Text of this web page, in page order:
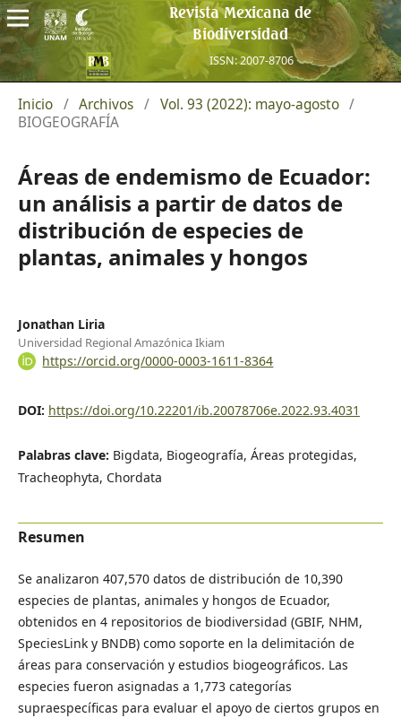
Revista Mexicana de
Biodiversidad
ISSN: 2007-8706
Inicio / Archivos / Vol. 93 (2022): mayo-agosto /
BIOGEOGRAFÍA
Áreas de endemismo de Ecuador:
un análisis a partir de datos de
distribución de especies de
plantas, animales y hongos
Jonathan Liria
Universidad Regional Amazónica Ikiam
https://orcid.org/0000-0003-1611-8364
DOI: https://doi.org/10.22201/ib.20078706e.2022.93.4031
Palabras clave: Bigdata, Biogeografía, Áreas protegidas,
Tracheophyta, Chordata
Resumen
Se analizaron 407,570 datos de distribución de 10,390
especies de plantas, animales y hongos de Ecuador,
obtenidos en 4 repositorios de biodiversidad (GBIF, NHM,
SpeciesLink y BNDB) como soporte en la delimitación de
áreas para conservación y estudios biogeográficos. Las
especies fueron asignadas a 1,773 categorías
supraespecíficas para evaluar el apoyo de ciertos grupos en